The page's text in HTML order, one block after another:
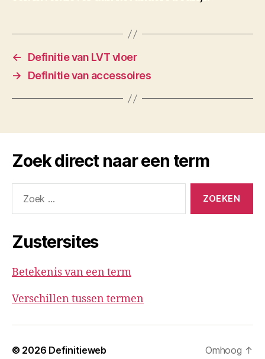
←
Definitie van LVT vloer
→
Definitie van accessoires
Zoek direct naar een term
naar:
Zustersites
Betekenis van een term
Verschillen tussen termen
© 2026 Definitieweb Omhoog ↑